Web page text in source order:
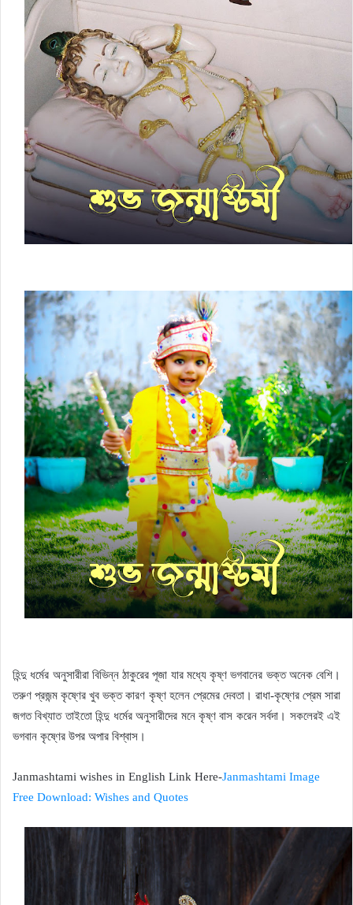
হিন্দু ধর্মের অনুসারীরা বিভিন্ন ঠাকুরের পূজা যার মধ্যে কৃষ্ণ ভগবানের ভক্ত অনেক বেশি।
তরুণ প্রজন্ম কৃষ্ণের খুব ভক্ত কারণ কৃষ্ণ হলেন প্রেমের দেবতা। রাধা-কৃষ্ণের প্রেম সারা
জগত বিখ্যাত তাইতো হিন্দু ধর্মের অনুসারীদের মনে কৃষ্ণ বাস করেন সর্বদা। সকলেরই এই
ভগবান কৃষ্ণের উপর অপার বিশ্বাস।
Janmashtami wishes in English Link Here-Janmashtami Image
Free Download: Wishes and Quotes